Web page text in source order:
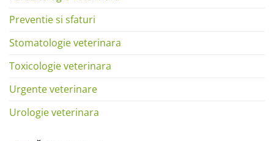
Preventie si sfaturi
Stomatologie veterinara
Toxicologie veterinara
Urgente veterinare
Urologie veterinara